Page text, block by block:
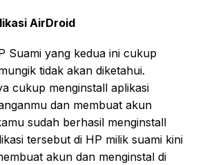
AirDroid
Suami yang kedua ini cukup
tidak akan diketahui.
cukup menginstall aplikasi
dan membuat akun
sudah berhasil menginstall
tersebut di HP milik suami kini
akun dan menginstal di